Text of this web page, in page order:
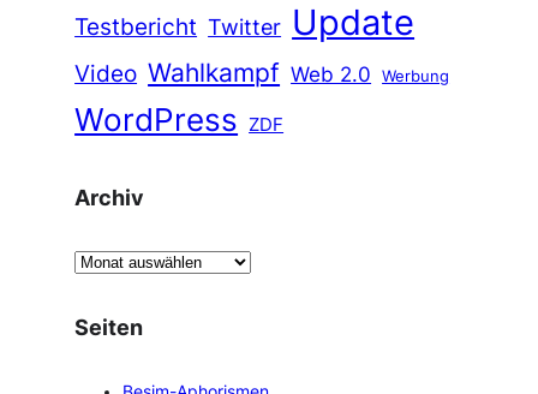
Testbericht Twitter Update
Video Wahlkampf Web 2.0 Werbung
WordPress ZDF
Archiv
A
c
Seiten